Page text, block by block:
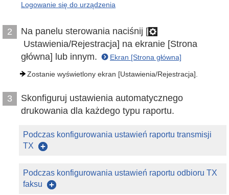
Logowanie się do urządzenia
2
Na panelu sterowania naciśnij [
Ustawienia/Rejestracja] na ekranie [Strona
główna] lub innym.
Ekran [Strona główna]
Zostanie wyświetlony ekran [Ustawienia/Rejestracja].
3
Skonfiguruj ustawienia automatycznego
drukowania dla każdego typu raportu.
Podczas konfigurowania ustawień raportu transmisji
TX
Podczas konfigurowania ustawień raportu odbioru TX
faksu